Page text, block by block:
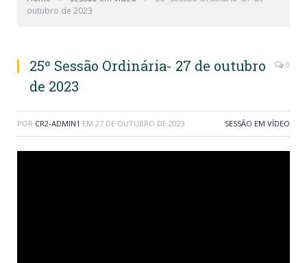
outubro de 2023
25º Sessão Ordinária- 27 de outubro
de 2023
0
POR CR2-ADMIN1 EM 27 DE OUTUBRO DE 2023 SESSÃO EM VÍDEO